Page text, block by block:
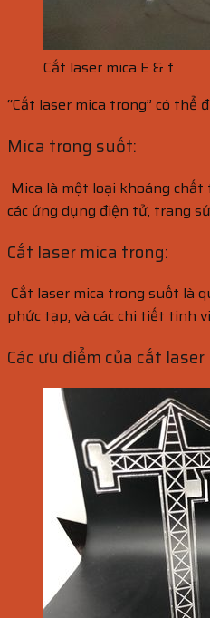
Cắt laser mica E & f
“Cắt laser mica trong” có thể
Mica trong suốt:
Mica là một loại khoáng
các ứng dụng điện tử, trang
Cắt laser mica trong:
Cắt laser mica trong suốt là
phức tạp, và các chi tiết tinh
Các ưu điểm của cắt